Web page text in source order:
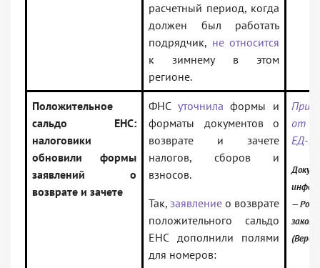
расчетный период, когда
должен был работать
подрядчик, не относится
к зимнему в этом
регионе.
Положительное
сальдо ЕНС:
налоговики
обновили формы
заявлений о
возврате и зачете
ФНС уточнила формы и
форматы документов о
возврате и зачете
налогов, сборов и
взносов.
Так, заявление о возврате
положительного сальдо
ЕНС дополнили полями
для номеров:
от
ЕД-
—